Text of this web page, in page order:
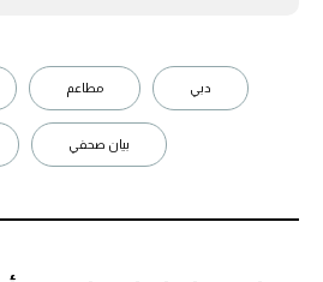
دبي مطاعم
بيان صحفي